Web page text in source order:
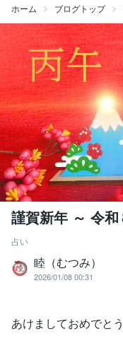
ホーム ブログトップ
謹賀新年 ～ 令
占い
睦（むつみ）
2026/01/08 00:31
あけましておめでと